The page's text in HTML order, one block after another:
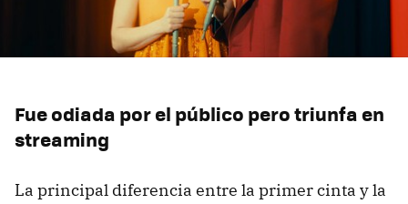
Fue odiada por el público pero triunfa en
streaming
La principal diferencia entre la primer cinta y la